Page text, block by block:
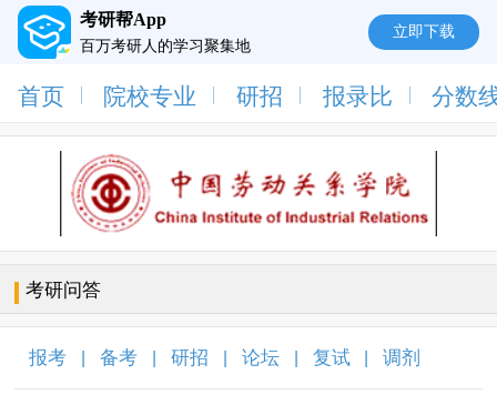
考研帮App
百万考研人的学习聚集地
立即下载
首页 院校专业 研招 报录比 分数
考研问答
报考 备考 研招 论坛 复试 调剂